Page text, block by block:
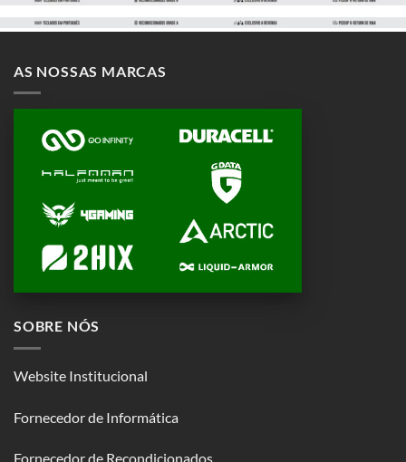
AS NOSSAS MARCAS
SOBRE NÓS
Website Institucional
Fornecedor de Informática
Fornecedor de Recondicionados